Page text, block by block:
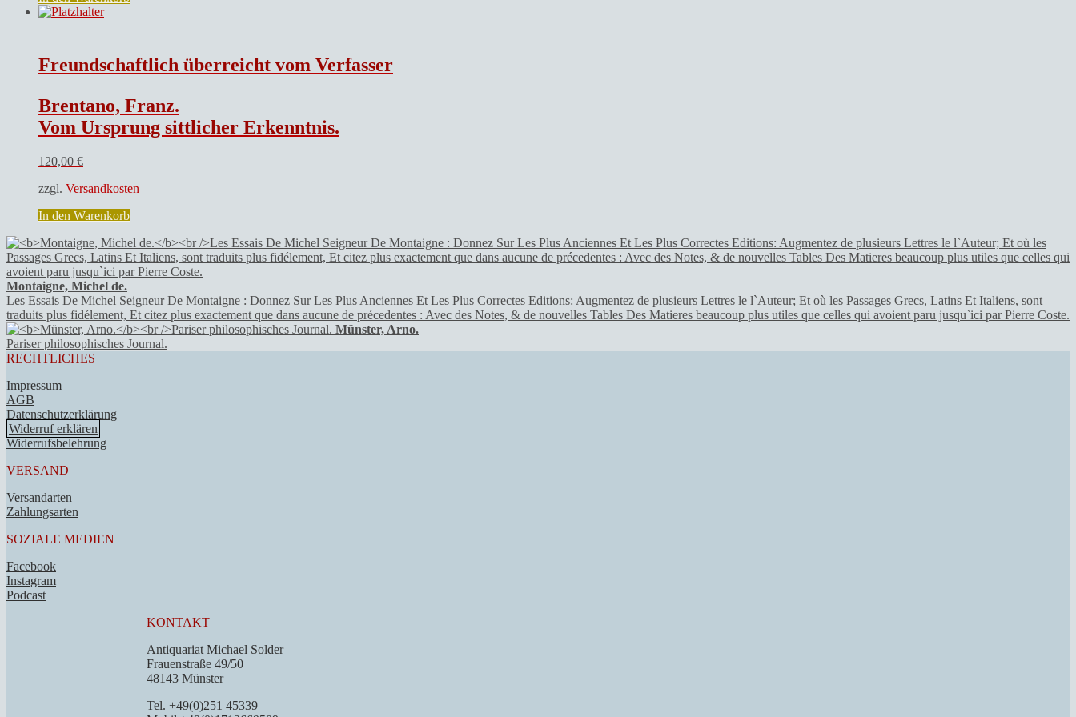
Freundschaftlich überreicht vom Verfasser
Brentano, Franz.
Vom Ursprung sittlicher Erkenntnis.
120,00 €
zzgl. Versandkosten
In den Warenkorb
Montaigne, Michel de.
Les Essais De Michel Seigneur De Montaigne : Donnez Sur Les Plus Anciennes Et Les Plus Correctes Editions: Augmentez de plusieurs Lettres le l`Auteur; Et où les Passages Grecs, Latins Et Italiens, sont
traduits plus fidélement, Et citez plus exactement que dans aucune de précedentes : Avec des Notes, & de nouvelles Tables Des Matieres beaucoup plus utiles que celles qui avoient paru jusqu`ici par Pierre Coste.
Münster, Arno.
Pariser philosophisches Journal.
RECHTLICHES
Impressum
AGB
Datenschutzerklärung
Widerruf erklären
Widerrufsbelehrung
VERSAND
Versandarten
Zahlungsarten
SOZIALE MEDIEN
Facebook
Instagram
Podcast
KONTAKT
Antiquariat Michael Solder
Frauenstraße 49/50
48143 Münster
Tel. +49(0)251 45339